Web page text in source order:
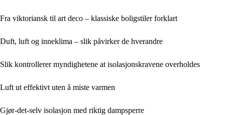
Fra viktoriansk til art deco – klassiske boligstiler forklart
Duft, luft og inneklima – slik påvirker de hverandre
Slik kontrollerer myndighetene at isolasjonskravene overholdes
Luft ut effektivt uten å miste varmen
Gjør-det-selv isolasjon med riktig dampsperre